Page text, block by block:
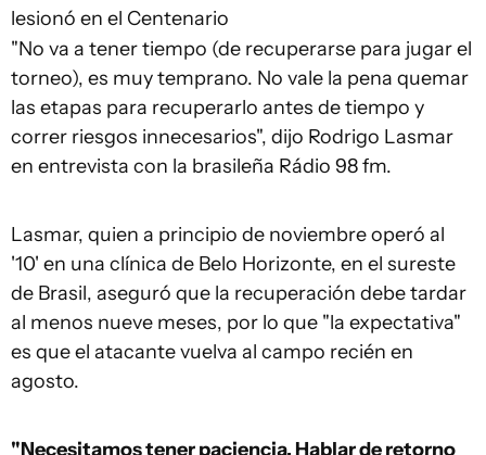
lesionó en el Centenario
"No va a tener tiempo (de recuperarse para jugar el
torneo), es muy temprano. No vale la pena quemar
las etapas para recuperarlo antes de tiempo y
correr riesgos innecesarios", dijo Rodrigo Lasmar
en entrevista con la brasileña Rádio 98 fm.
Lasmar, quien a principio de noviembre operó al
'10' en una clínica de Belo Horizonte, en el sureste
de Brasil, aseguró que la recuperación debe tardar
al menos nueve meses, por lo que "la expectativa"
es que el atacante vuelva al campo recién en
agosto.
"Necesitamos tener paciencia. Hablar de retorno